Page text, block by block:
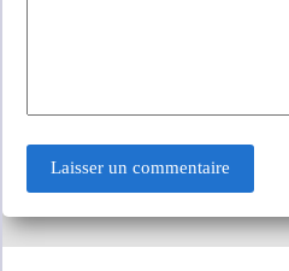
Laisser un commentaire